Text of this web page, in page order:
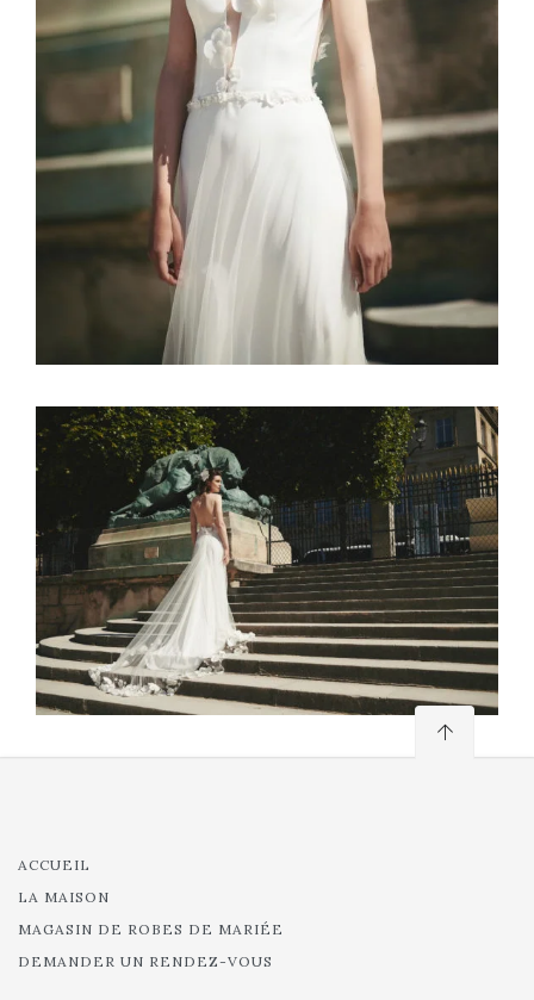
ACCUEIL
LA MAISON
MAGASIN DE ROBES DE MARIÉE
DEMANDER UN RENDEZ-VOUS